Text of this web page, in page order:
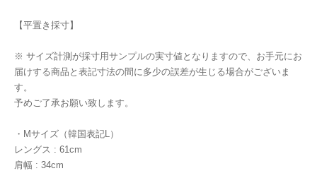
【平置き採寸】
※ サイズ計測が採寸用サンプルの実寸値となりますので、お手元にお
届けする商品と表記寸法の間に多少の誤差が生じる場合がございま
す。
予めご了承お願い致します。
・Mサイズ（韓国表記L）
レングス : 61cm
肩幅 : 34cm